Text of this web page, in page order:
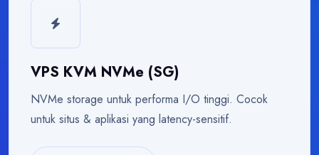
VPS KVM NVMe (SG)
NVMe storage untuk performa I/O tinggi. Cocok
untuk situs & aplikasi yang latency-sensitif.